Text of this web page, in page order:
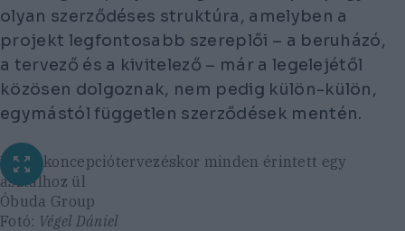
olyan szerződéses struktúra, amelyben a
projekt legfontosabb szereplői – a beruházó,
a tervező és a kivitelező – már a legelejétől
közösen dolgoznak, nem pedig külön-külön,
egymástól független szerződések mentén.
Már a koncepciótervezéskor minden érintett egy
asztalhoz ül
Óbuda Group
Fotó: Végel Dániel